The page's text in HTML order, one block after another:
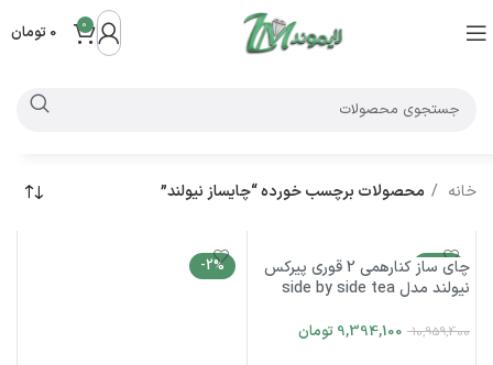
0
0 تومان
خانه محصولات برچسب خورده “چایساز نیولند”
-14%
اتمام موجودی
چای ساز کنارهمی 2 قوری پیرکس
نیولند مدل side by side tea
10,959,400
9,394,100 تومان
-2%